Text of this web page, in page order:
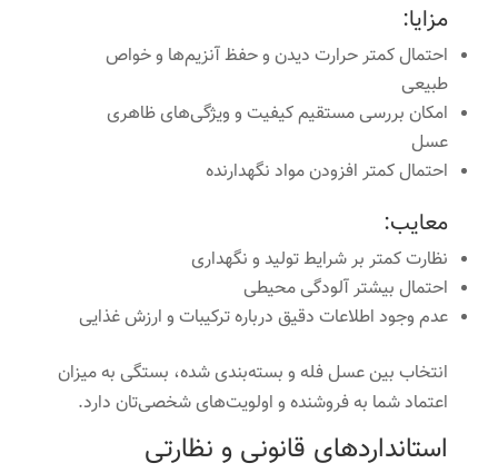
مزایا:
احتمال کمتر حرارت دیدن و حفظ آنزیم‌ها و خواص
طبیعی
امکان بررسی مستقیم کیفیت و ویژگی‌های ظاهری
عسل
احتمال کمتر افزودن مواد نگهدارنده
معایب:
نظارت کمتر بر شرایط تولید و نگهداری
احتمال بیشتر آلودگی محیطی
عدم وجود اطلاعات دقیق درباره ترکیبات و ارزش غذایی
انتخاب بین عسل فله و بسته‌بندی شده، بستگی به میزان
اعتماد شما به فروشنده و اولویت‌های شخصی‌تان دارد.
استانداردهای قانونی و نظارتی